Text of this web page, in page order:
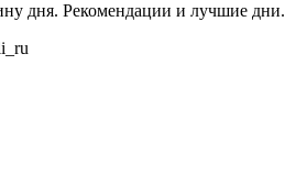
дня. Рекомендации и лучшие дни.